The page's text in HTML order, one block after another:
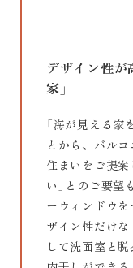
デザイン性が
家」
「海が見える家
とから、バル
住まいをご提案
い」とのご要望
ーウィンドウ
ザイン性だけ
して洗面室と